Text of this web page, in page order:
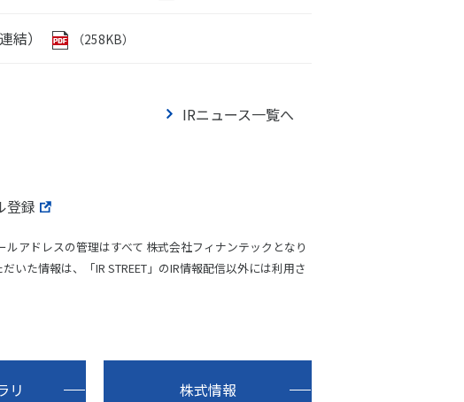
結） （258KB）
IRニュース一覧へ
登録
アドレスの管理はすべて 株式会社フィナンテックとなり
いた情報は、「IR STREET」のIR情報配信以外には利用さ
リ 株式情報